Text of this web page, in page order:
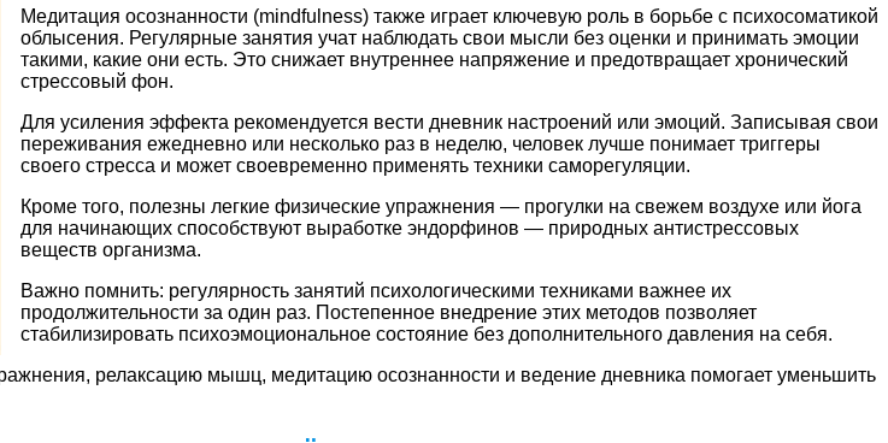
Медитация осознанности (mindfulness) также играет ключевую роль в борьбе с психосоматикой
облысения. Регулярные занятия учат наблюдать свои мысли без оценки и принимать эмоции
такими, какие они есть. Это снижает внутреннее напряжение и предотвращает хронический
стрессовый фон.
Для усиления эффекта рекомендуется вести дневник настроений или эмоций. Записывая свои
переживания ежедневно или несколько раз в неделю, человек лучше понимает триггеры
своего стресса и может своевременно применять техники саморегуляции.
Кроме того, полезны легкие физические упражнения — прогулки на свежем воздухе или йога
для начинающих способствуют выработке эндорфинов — природных антистрессовых
веществ организма.
Важно помнить: регулярность занятий психологическими техниками важнее их
продолжительности за один раз. Постепенное внедрение этих методов позволяет
стабилизировать психоэмоциональное состояние без дополнительного давления на себя.
релаксацию мышц, медитацию осознанности и ведение дневника помогает уменьшить